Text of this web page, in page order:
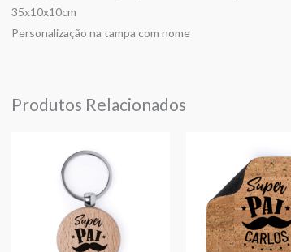
35x10x10cm
Personalização na tampa com nome
Produtos Relacionados